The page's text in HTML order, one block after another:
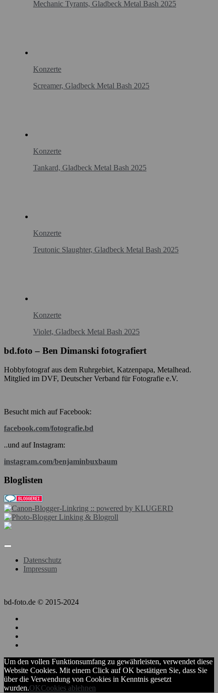
Mechanic Tyrants, Gladbeck Metal Bash 2025
Konzerte
Screamer, Gladbeck Metal Bash 2025
Konzerte
Tankard, Gladbeck Metal Bash 2025
Konzerte
Teutonic Slaughter, Gladbeck Metal Bash 2025
Konzerte
Violet, Gladbeck Metal Bash 2025
bd.foto – Ben Dimanski fotografiert
Hobbyfotograf aus dem Ruhrgebiet, Katzenpapa, Metalhead.
Mitglied im DVF, Deutscher Verband für Fotografie e.V.
Besucht mich auf Facebook:
facebook.com/fotografie.bd
..und auf Instagram:
instagram.com/benjaminbuxbaum
Bloglisten
Datenschutz
Impressum
bd-foto.de © 2015-2024
Um den vollen Funktionsumfang zu gewährleisten, verwendet diese
Website Cookies. Mit einem Click auf OK bestätigen Sie, dass Sie
über die Verwendung von Cookies in Kenntnis gesetzt
wurden.OKCookies ablehnen